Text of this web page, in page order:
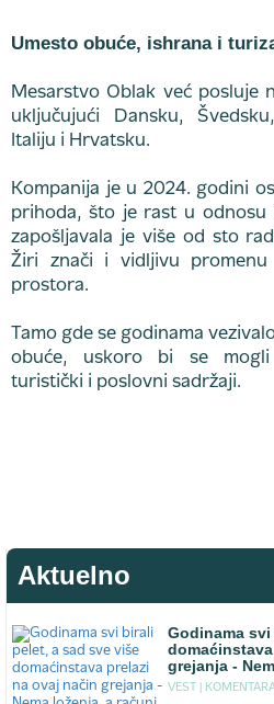
Umesto obuće, ishrana i
Mesarstvo Oblak već posluje
uključujući Dansku,
Italiju i Hrvatsku.
Kompanija je u 2024. godini
prihoda, što je rast u odnosu
zapošljavala je više od sto
Žiri znači i vidljivu promenu
prostora.
Tamo gde se godinama
obuće, uskoro bi se mogli
turistički i poslovni sadržaji.
Aktuelno
Godinama
grejanja -
VEST |